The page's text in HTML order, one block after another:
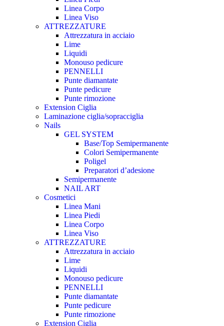
Linea Corpo
Linea Viso
ATTREZZATURE
Attrezzatura in acciaio
Lime
Liquidi
Monouso pedicure
PENNELLI
Punte diamantate
Punte pedicure
Punte rimozione
Extension Ciglia
Laminazione ciglia/sopracciglia
Nails
GEL SYSTEM
Base/Top Semipermanente
Colori Semipermanente
Poligel
Preparatori d’adesione
Semipermanente
NAIL ART
Cosmetici
Linea Mani
Linea Piedi
Linea Corpo
Linea Viso
ATTREZZATURE
Attrezzatura in acciaio
Lime
Liquidi
Monouso pedicure
PENNELLI
Punte diamantate
Punte pedicure
Punte rimozione
Extension Ciglia